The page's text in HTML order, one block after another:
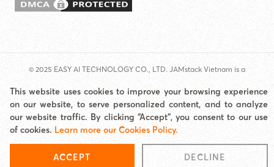
© 2025 EASY AI TECHNOLOGY CO., LTD. JAMstack Vietnam is a
brand/unit under Easy AI.
Address: Jamona Heights, 210 Bui Van Ba, Tan Thuan Ward, HCMC Email:
hello@jamstackvietnam.com Hotline: 0977 62 60 65
Cookies Policy
| Site map
This website uses cookies to improve your browsing experience
on our website, to serve personalized content, and to analyze
our website traffic. By clicking “Accept”, you consent to our use
of cookies. Learn more our Cookies Policy.
ACCEPT DECLINE